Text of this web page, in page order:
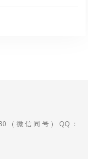
（微信同号）QQ：